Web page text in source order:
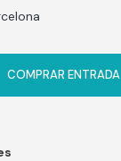
COMPRAR ENTRADA